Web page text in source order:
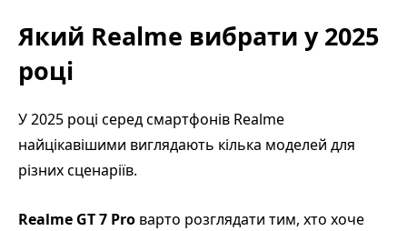
Який Realme вибрати у 2025
році
У 2025 році серед смартфонів Realme
найцікавішими виглядають кілька моделей для
різних сценаріїв.
Realme GT 7 Pro варто розглядати тим, хто хоче